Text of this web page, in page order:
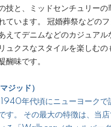
技と、ミッドセンチュリーの
ています。 冠婚葬祭などの
えてデニムなどのカジュアル
ュクスなスタイルを楽しむの
醐味です。
ジッド）
年代頃にニューヨークで
す。 その最大の特徴は、当